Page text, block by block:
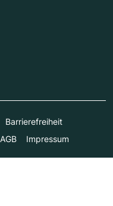
Barrierefreiheit
AGB Impressum